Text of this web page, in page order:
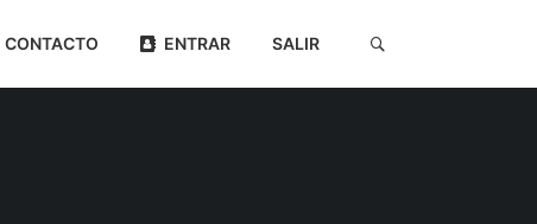
CONTACTO ENTRAR SALIR